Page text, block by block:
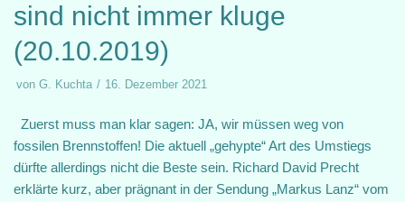
sind nicht immer kluge
(20.10.2019)
von G. Kuchta 16. Dezember 2021
Zuerst muss man klar sagen: JA, wir müssen weg von
fossilen Brennstoffen! Die aktuell „gehypte“ Art des Umstiegs
dürfte allerdings nicht die Beste sein. Richard David Precht
erklärte kurz, aber prägnant in der Sendung „Markus Lanz“ vom